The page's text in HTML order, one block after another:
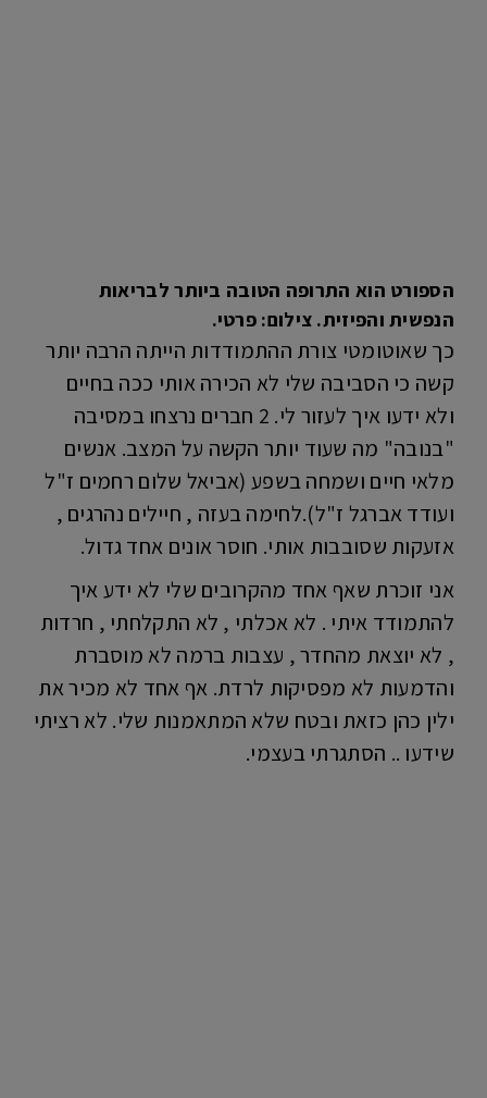
הספורט הוא התרופה הטובה ביותר לבריאות
הנפשית והפיזית. צילום: פרטי.
כך שאוטומטי צורת ההתמודדות הייתה הרבה יותר
קשה כי הסביבה שלי לא הכירה אותי ככה בחיים
ולא ידעו איך לעזור לי. 2 חברים נרצחו במסיבה
"בנובה" מה שעוד יותר הקשה על המצב. אנשים
מלאי חיים ושמחה בשפע (אביאל שלום רחמים ז"ל
ועודד אברגל ז"ל).לחימה בעזה , חיילים נהרגים ,
אזעקות שסובבות אותי. חוסר אונים אחד גדול.
אני זוכרת שאף אחד מהקרובים שלי לא ידע איך
להתמודד איתי . לא אכלתי , לא התקלחתי , חרדות
, לא יוצאת מהחדר , עצבות ברמה לא מוסברת
והדמעות לא מפסיקות לרדת. אף אחד לא מכיר את
ילין כהן כזאת ובטח שלא המתאמנות שלי. לא רציתי
שידעו .. הסתגרתי בעצמי.